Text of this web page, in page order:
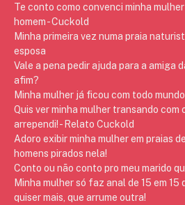
Te conto como convenci minha
homem - Cuckold
Minha primeira vez numa praia
esposa
Vale a pena pedir ajuda para a amiga
afim?
Minha mulher já ficou com todo
Quis ver minha mulher transando com
arrependi! - Relato Cuckold
Adoro exibir minha mulher em praias
homens pirados nela!
Conto ou não conto pro meu marido
Minha mulher só faz anal de 15 em 15
quiser mais, que arrume outra!